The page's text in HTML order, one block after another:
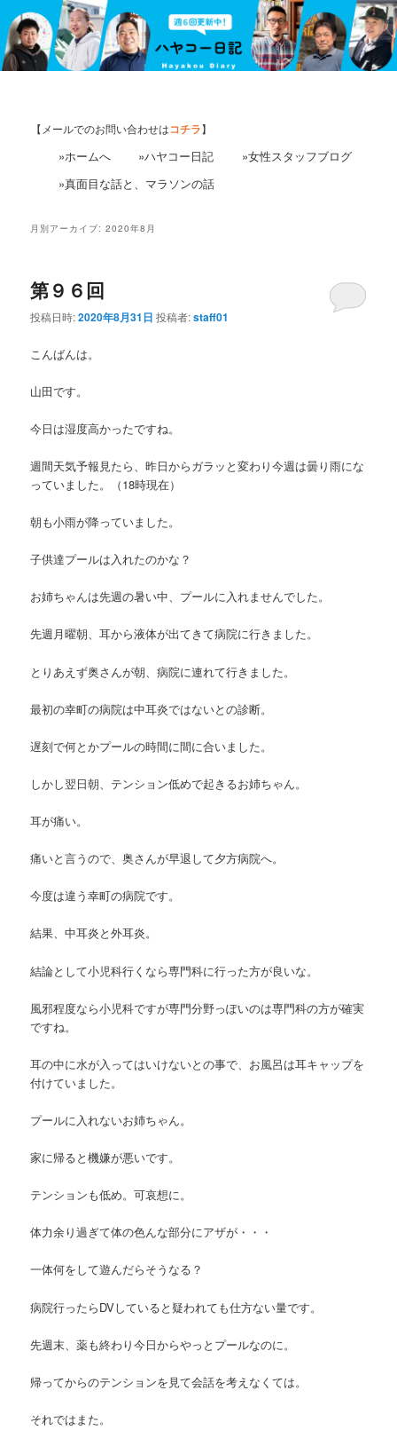
【メールでのお問い合わせはコチラ】
»ホームへ »ハヤコー日記
»女性スタッフブログ
»真面目な話と、マラソンの話
月別アーカイブ:2020年8月
第９６回
投稿日時:2020年8月31日 投稿者:staff01
こんばんは。
山田です。
今日は湿度高かったですね。
週間天気予報見たら、昨日からガラッと変わり今週は曇り雨にな
っていました。（18時現在）
朝も小雨が降っていました。
子供達プールは入れたのかな？
お姉ちゃんは先週の暑い中、プールに入れませんでした。
先週月曜朝、耳から液体が出てきて病院に行きました。
とりあえず奥さんが朝、病院に連れて行きました。
最初の幸町の病院は中耳炎ではないとの診断。
遅刻で何とかプールの時間に間に合いました。
しかし翌日朝、テンション低めで起きるお姉ちゃん。
耳が痛い。
痛いと言うので、奥さんが早退して夕方病院へ。
今度は違う幸町の病院です。
結果、中耳炎と外耳炎。
結論として小児科行くなら専門科に行った方が良いな。
風邪程度なら小児科ですが専門分野っぽいのは専門科の方が確実
ですね。
耳の中に水が入ってはいけないとの事で、お風呂は耳キャップを
付けていました。
プールに入れないお姉ちゃん。
家に帰ると機嫌が悪いです。
テンションも低め。可哀想に。
体力余り過ぎて体の色んな部分にアザが・・・
一体何をして遊んだらそうなる？
病院行ったらDVしていると疑われても仕方ない量です。
先週末、薬も終わり今日からやっとプールなのに。
帰ってからのテンションを見て会話を考えなくては。
それではまた。